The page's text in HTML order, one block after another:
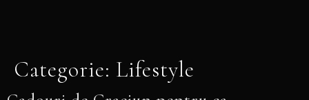
Categorie: Lifestyle